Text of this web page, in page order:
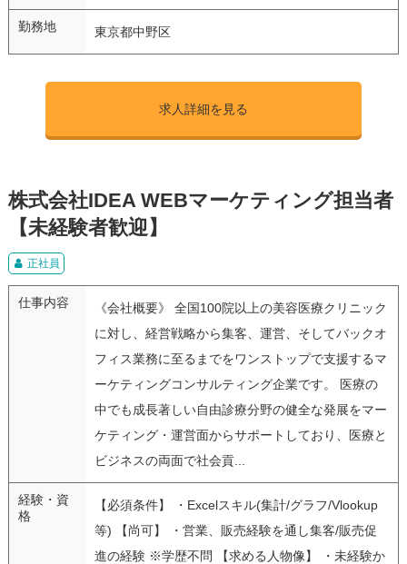
勤務地 東京都中野区
求人詳細を見る
株式会社IDEA WEBマーケティング担当者
【未経験者歓迎】
正社員
仕事内容
《会社概要》 全国100院以上の美容医療クリニック
に対し、経営戦略から集客、運営、そしてバックオ
フィス業務に至るまでをワンストップで支援するマ
ーケティングコンサルティング企業です。 医療の
中でも成長著しい自由診療分野の健全な発展をマー
ケティング・運営面からサポートしており、医療と
ビジネスの両面で社会貢...
経験・資
格
【必須条件】 ・Excelスキル(集計/グラフ/Vlookup
等) 【尚可】 ・営業、販売経験を通し集客/販売促
進の経験 ※学歴不問 【求める人物像】 ・未経験か